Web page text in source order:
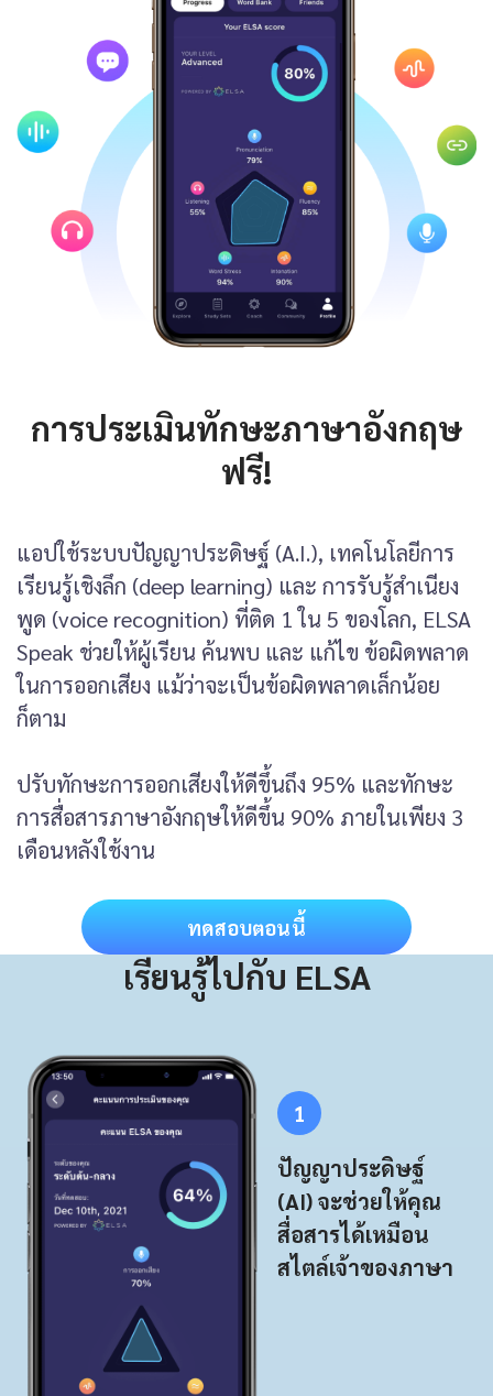
การประเมินทักษะภาษาอังกฤษ
ฟรี!
แอปใช้ระบบปัญญาประดิษฐ์ (A.I.), เทคโนโลยีการ
เรียนรู้เชิงลึก (deep learning) และ การรับรู้สำเนียง
พูด (voice recognition) ที่ติด 1 ใน 5 ของโลก, ELSA
Speak ช่วยให้ผู้เรียน ค้นพบ และ แก้ไข ข้อผิดพลาด
ในการออกเสียง แม้ว่าจะเป็นข้อผิดพลาดเล็กน้อย
ก็ตาม
ปรับทักษะการออกเสียงให้ดีขึ้นถึง 95% และทักษะ
การสื่อสารภาษาอังกฤษให้ดีขึ้น 90% ภายในเพียง 3
เดือนหลังใช้งาน
ทดสอบตอนนี้
เรียนรู้ไปกับ ELSA
1
ปัญญาประดิษฐ์
(AI) จะช่วยให้คุณ
สื่อสารได้เหมือน
สไตล์เจ้าของภาษา